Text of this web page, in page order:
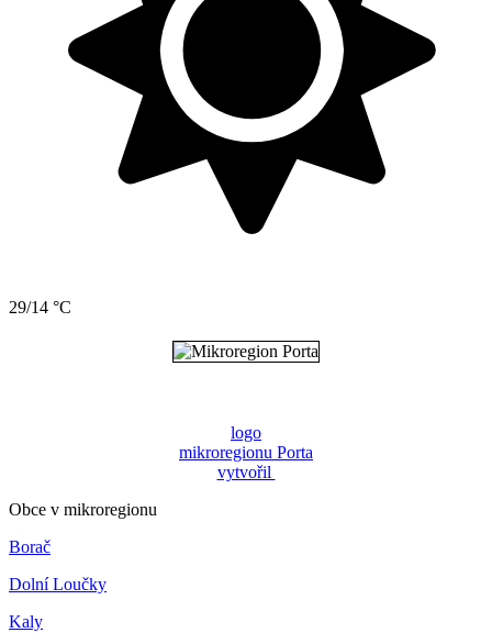
29/14 °C
logo
mikroregionu Porta
vytvořil
Obce v mikroregionu
Borač
Dolní Loučky
Kaly